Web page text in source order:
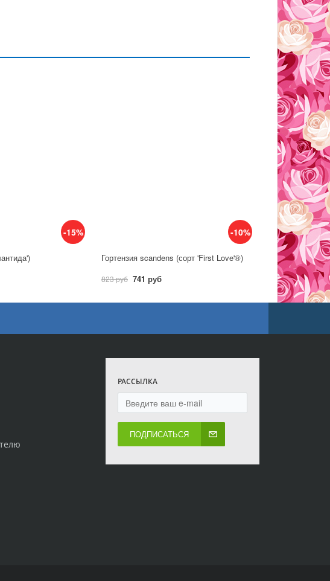
-15% -10%
Гортензия scandens (сорт 'First Love'®)
823 руб 741 руб
РАССЫЛКА
ПОДПИСАТЬСЯ